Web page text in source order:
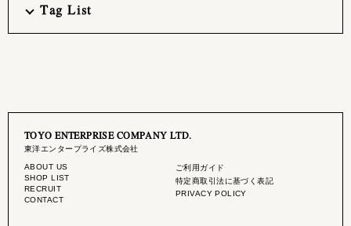
Tag List
TOYO ENTERPRISE COMPANY LTD.
東洋エンタープライズ株式会社
ABOUT US
SHOP LIST
RECRUIT
CONTACT
ご利用ガイド
特定商取引法に基づく表記
PRIVACY POLICY